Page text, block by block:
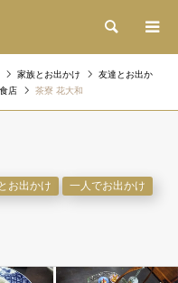
検索
家族とお出かけ
友達とお出か
店 茶寮 花大和
お出かけ
一人でお出かけ